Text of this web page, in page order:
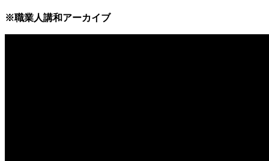
※職業人講和アーカイブ